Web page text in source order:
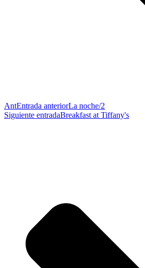
AntEntrada anteriorLa noche/2
Siguiente entradaBreakfast at Tiffany's